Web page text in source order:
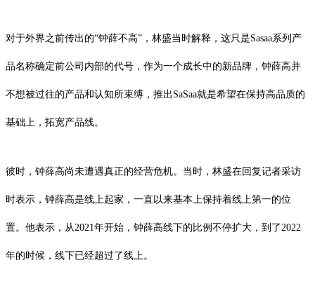
对于外界之前传出的“钟薛不高”，林盛当时解释，这只是Sasaa系列产
品名称确定前公司内部的代号，作为一个成长中的新品牌，钟薛高并
不想被过往的产品和认知所束缚，推出SaSaa就是希望在保持高品质的
基础上，拓宽产品线。
彼时，钟薛高尚未遭遇真正的经营危机。当时，林盛在回复记者采访
时表示，钟薛高是线上起家，一直以来基本上保持着线上第一的位
置。他表示，从2021年开始，钟薛高线下的比例不停扩大，到了2022
年的时候，线下已经超过了线上。